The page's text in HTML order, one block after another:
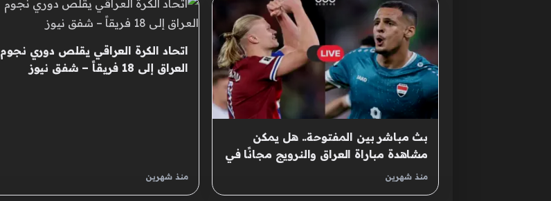
بث مباشر بين المفتوحة.. هل يمكن
مشاهدة مباراة العراق والنرويج مجانًا في
كأس العالم؟
منذ شهرين
اتحاد الكرة العراقي يقلص دوري نجوم
العراق إلى 18 فريقاً – شفق نيوز
منذ شهرين